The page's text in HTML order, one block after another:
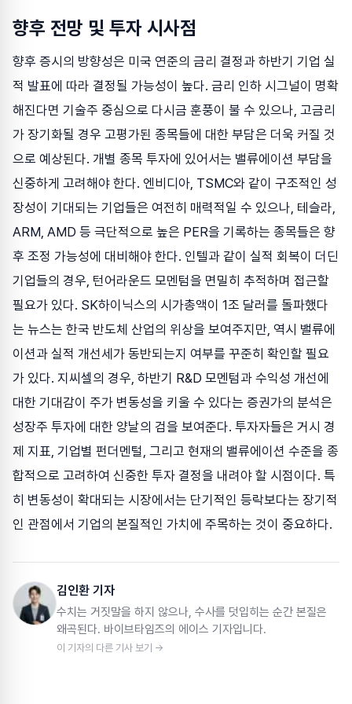
향후 전망 및 투자 시사점
향후 증시의 방향성은 미국 연준의 금리 결정과 하반기 기업 실
적 발표에 따라 결정될 가능성이 높다. 금리 인하 시그널이 명확
해진다면 기술주 중심으로 다시금 훈풍이 불 수 있으나, 고금리
가 장기화될 경우 고평가된 종목들에 대한 부담은 더욱 커질 것
으로 예상된다. 개별 종목 투자에 있어서는 밸류에이션 부담을
신중하게 고려해야 한다. 엔비디아, TSMC와 같이 구조적인 성
장성이 기대되는 기업들은 여전히 매력적일 수 있으나, 테슬라,
ARM, AMD 등 극단적으로 높은 PER을 기록하는 종목들은 향
후 조정 가능성에 대비해야 한다. 인텔과 같이 실적 회복이 더딘
기업들의 경우, 턴어라운드 모멘텀을 면밀히 추적하며 접근할
필요가 있다. SK하이닉스의 시가총액이 1조 달러를 돌파했다
는 뉴스는 한국 반도체 산업의 위상을 보여주지만, 역시 밸류에
이션과 실적 개선세가 동반되는지 여부를 꾸준히 확인할 필요
가 있다. 지씨셀의 경우, 하반기 R&D 모멘텀과 수익성 개선에
대한 기대감이 주가 변동성을 키울 수 있다는 증권가의 분석은
성장주 투자에 대한 양날의 검을 보여준다. 투자자들은 거시 경
제 지표, 기업별 펀더멘털, 그리고 현재의 밸류에이션 수준을 종
합적으로 고려하여 신중한 투자 결정을 내려야 할 시점이다. 특
히 변동성이 확대되는 시장에서는 단기적인 등락보다는 장기적
인 관점에서 기업의 본질적인 가치에 주목하는 것이 중요하다.
김인환 기자
수치는 거짓말을 하지 않으나, 수사를 덧입히는 순간 본질은
왜곡된다. 바이브타임즈의 에이스 기자입니다.
이 기자의 다른 기사 보기 →